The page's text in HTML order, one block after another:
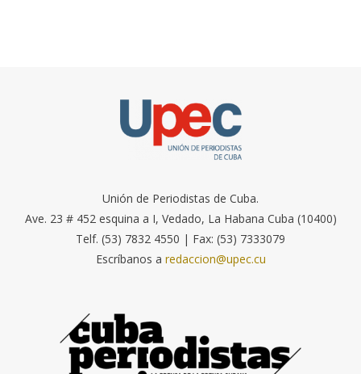
Unión de Periodistas de Cuba.
Ave. 23 # 452 esquina a I, Vedado, La Habana Cuba (10400)
Telf. (53) 7832 4550 | Fax: (53) 7333079
Escríbanos a redaccion@upec.cu